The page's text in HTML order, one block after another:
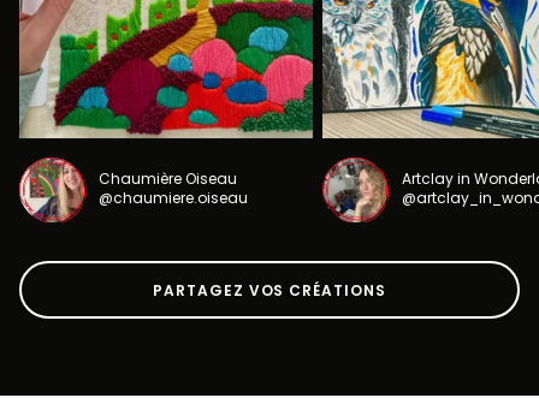
Chaumière Oiseau
@chaumiere.oiseau
Artclay in
PARTAGEZ VOS CRÉATIONS